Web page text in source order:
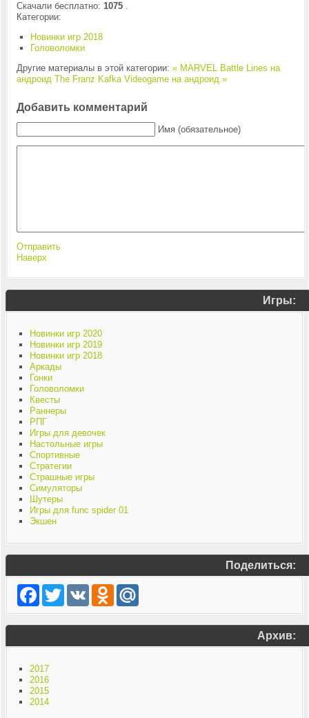
Скачали бесплатно: 1075.
Категории:
Новинки игр 2018
Головоломки
Другие материалы в этой категории: « MARVEL Battle Lines на
андроид The Franz Kafka Videogame на андроид »
Добавить комментарий
Имя (обязательное)
Отправить
Наверх
Игры:
Новинки игр 2020
Новинки игр 2019
Новинки игр 2018
Аркады
Гонки
Головоломки
Квесты
Раннеры
РПГ
Игры для девочек
Настольные игры
Спортивные
Стратегии
Страшные игры
Симуляторы
Шутеры
Игры для func spider 01
Экшен
Поделиться:
Facebook
TwitterVK Odnoklassniki
Mail.Ru
Архив:
2017
2016
2015
2014